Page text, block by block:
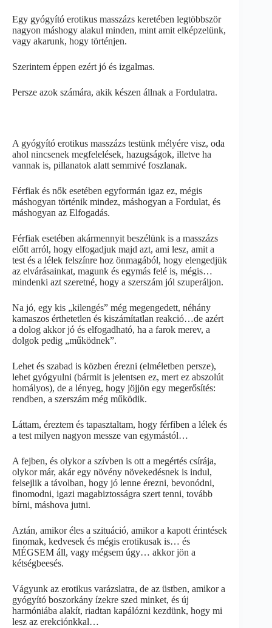
Egy gyógyító erotikus masszázs keretében legtöbbször
nagyon máshogy alakul minden, mint amit elképzelünk,
vagy akarunk, hogy történjen.
Szerintem éppen ezért jó és izgalmas.
Persze azok számára, akik készen állnak a Fordulatra.
A gyógyító erotikus masszázs testünk mélyére visz, oda
ahol nincsenek megfelelések, hazugságok, illetve ha
vannak is, pillanatok alatt semmivé foszlanak.
Férfiak és nők esetében egyformán igaz ez, mégis
máshogyan történik mindez, máshogyan a Fordulat, és
máshogyan az Elfogadás.
Férfiak esetében akármennyit beszélünk is a masszázs
előtt arról, hogy elfogadjuk majd azt, ami lesz, amit a
test és a lélek felszínre hoz önmagából, hogy elengedjük
az elvárásainkat, magunk és egymás felé is, mégis…
mindenki azt szeretné, hogy a szerszám jól szuperáljon.
Na jó, egy kis „kilengés” még megengedett, néhány
kamaszos érthetetlen és kiszámítatlan reakció…de azért
a dolog akkor jó és elfogadható, ha a farok merev, a
dolgok pedig „működnek”.
Lehet és szabad is közben érezni (elméletben persze),
lehet gyógyulni (bármit is jelentsen ez, mert ez abszolút
homályos), de a lényeg, hogy jöjjön egy megerősítés:
rendben, a szerszám még működik.
Láttam, éreztem és tapasztaltam, hogy férfiben a lélek és
a test milyen nagyon messze van egymástól…
A fejben, és olykor a szívben is ott a megértés csírája,
olykor már, akár egy növény növekedésnek is indul,
felsejlik a távolban, hogy jó lenne érezni, bevonódni,
finomodni, igazi magabiztosságra szert tenni, tovább
bírni, máshova jutni.
Aztán, amikor éles a szituáció, amikor a kapott érintések
finomak, kedvesek és mégis erotikusak is… és
MÉGSEM áll, vagy mégsem úgy… akkor jön a
kétségbeesés.
Vágyunk az erotikus varázslatra, de az üstben, amikor a
gyógyító boszorkány ízekre szed minket, és új
harmóniába alakít, riadtan kapálózni kezdünk, hogy mi
lesz az erekciónkkal…